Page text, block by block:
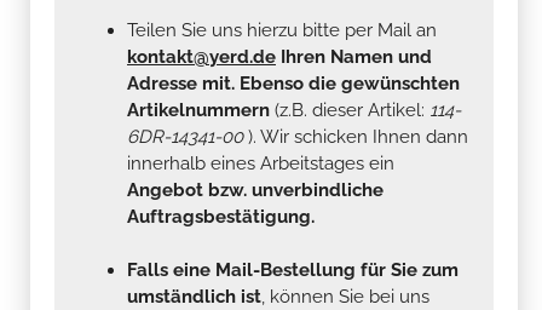
Teilen Sie uns hierzu bitte per Mail an
kontakt@yerd.de Ihren Namen und
Adresse mit. Ebenso die gewünschten
Artikelnummern (z.B. dieser Artikel: 114-
6DR-14341-00). Wir schicken Ihnen dann
innerhalb eines Arbeitstages ein
Angebot bzw. unverbindliche
Auftragsbestätigung.
Falls eine Mail-Bestellung für Sie zum
umständlich ist, können Sie bei uns